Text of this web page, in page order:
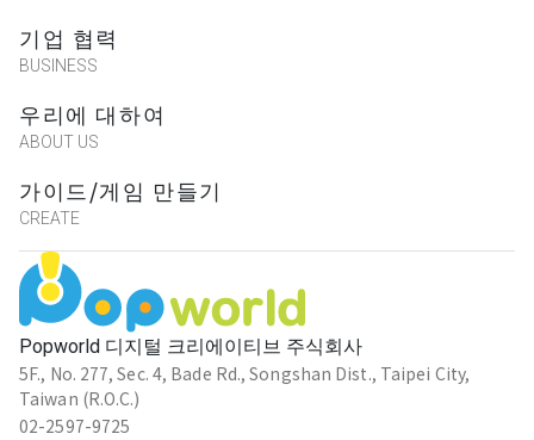
Popworld 디지털 크리에이티브 주식회사
5F., No. 277, Sec. 4, Bade Rd., Songshan Dist., Taipei City,
Taiwan (R.O.C.)
02-2597-9725
기업 협력
BUSINESS
우리에 대하여
ABOUT US
가이드/게임 만들기
CREATE